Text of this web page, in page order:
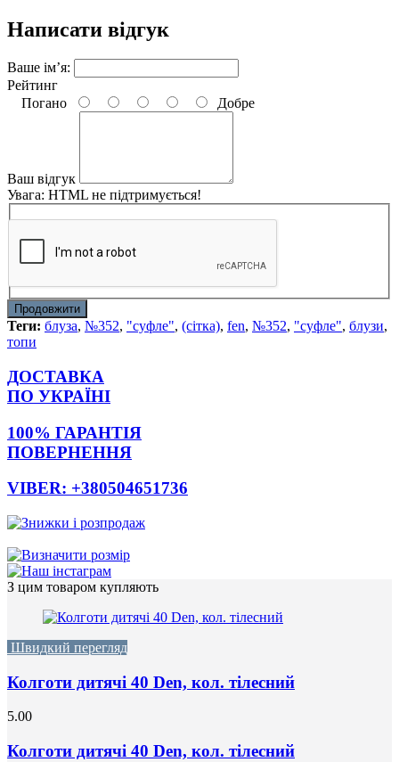
Написати відгук
Ваше ім’я:
Рейтинг
Погано
Добре
Ваш відгук
Увага: HTML не підтримується!
Продовжити
Теги: блуза, №352, "суфле", (сітка), fen, №352, "суфле", блузи,
топи
ДОСТАВКА
ПО УКРАЇНІ
100% ГАРАНТІЯ
ПОВЕРНЕННЯ
VIBER: +380504651736
З цим товаром купляють
Швидкий перегляд
Колготи дитячі 40 Den, кол. тілесний
5.00
Колготи дитячі 40 Den, кол. тілесний